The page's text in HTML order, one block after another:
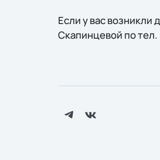
Если у вас
Скапинцевой по